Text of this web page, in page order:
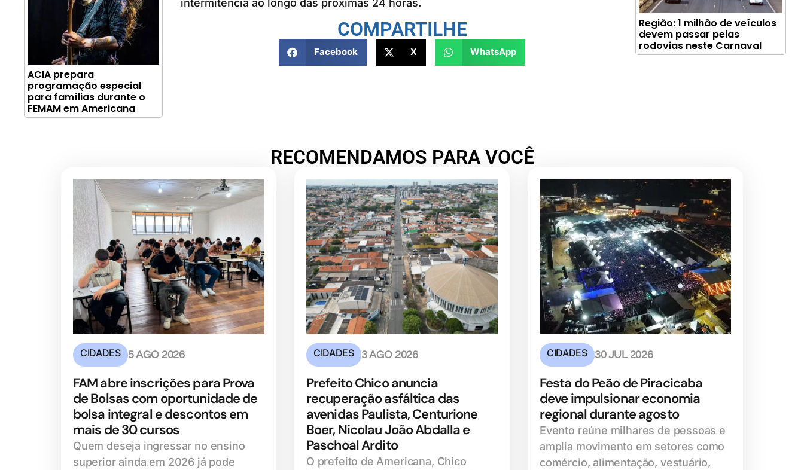
ACIA prepara
programação especial
para famílias durante o
FEMAM em Americana
intermitência ao longo das próximas 24 horas.
COMPARTILHE
Facebook X WhatsApp
Região: 1 milhão de veículos
devem passar pelas
rodovias neste Carnaval
RECOMENDAMOS PARA VOCÊ
CIDADES 5 AGO 2026
FAM abre inscrições para Prova
de Bolsas com oportunidade de
bolsa integral e descontos em
mais de 30 cursos
Quem deseja ingressar no ensino
superior ainda em 2026 já pode
CIDADES 3 AGO 2026
Prefeito Chico anuncia
recuperação asfáltica das
avenidas Paulista, Centurione
Boer, Nicolau João Abdalla e
Paschoal Ardito
O prefeito de Americana, Chico
CIDADES 30 JUL 2026
Festa do Peão de Piracicaba
deve impulsionar economia
regional durante agosto
Evento reúne milhares de pessoas e
amplia movimento em setores como
comércio, alimentação, vestuário,